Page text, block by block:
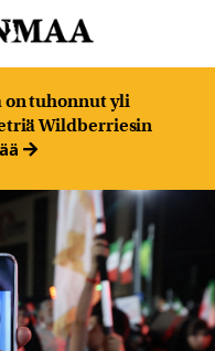
on tuhonnut yli
Wildberriesin